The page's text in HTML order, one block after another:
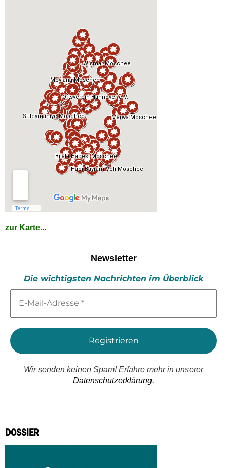
zur Karte...
Newsletter
Die wichtigsten Nachrichten im Überblick
Mail-
*
Wir senden keinen Spam! Erfahre mehr in unserer
Datenschutzerklärung.
DOSSIER